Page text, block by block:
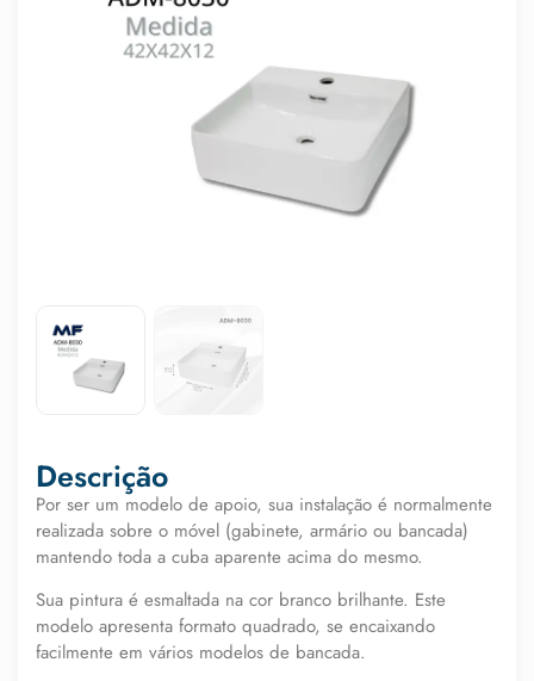
Descrição
Por ser um modelo de apoio, sua instalação é normalmente
realizada sobre o móvel (gabinete, armário ou bancada)
mantendo toda a cuba aparente acima do mesmo.
Sua pintura é esmaltada na cor branco brilhante. Este
modelo apresenta formato quadrado, se encaixando
facilmente em vários modelos de bancada.